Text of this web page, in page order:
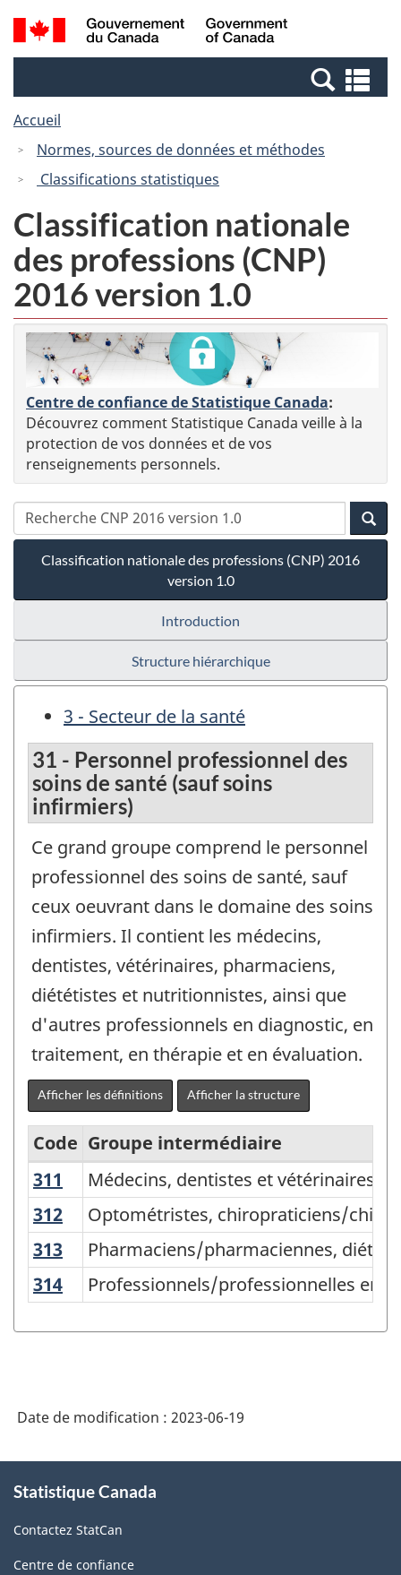
Passer
au
Passer
à
Canada
Recherche
et
et
Accueil
Normes, sources de données et méthodes
Classifications statistiques
Classification nationale
des professions (CNP)
2016 version 1.0
Centre de confiance de Statistique Canada:
Découvrez comment Statistique Canada veille à la
protection de vos données et de vos
renseignements personnels.
Classification nationale des professions (CNP) 2016
version 1.0
Introduction
Structure hiérarchique
3 - Secteur de la santé
31 - Personnel professionnel des
soins de santé (sauf soins
infirmiers)
Ce grand groupe comprend le personnel
professionnel des soins de santé, sauf
ceux oeuvrant dans le domaine des soins
infirmiers. Il contient les médecins,
dentistes, vétérinaires, pharmaciens,
diététistes et nutritionnistes, ainsi que
d'autres professionnels en diagnostic, en
traitement, en thérapie et en évaluation.
Afficher les définitions Afficher la structure
Classification
nationale
des
professions
(CNP)
2016
-
de
classification
Code Groupe intermédiaire
311
Médecins, dentistes et vétérinaires
Médecins, dentistes et vétérinaires
312 Optométristes, chiropraticiens/
Optométristes, chiropraticiens/
313 Pharmaciens/pharmaciennes,
Pharmaciens/pharmaciennes,
314 Professionnels/professionnelles en
Professionnels/professionnelles en
Date de modification : 2023-06-19
propos
ce
site
Statistique Canada
Contactez StatCan
Centre de confiance